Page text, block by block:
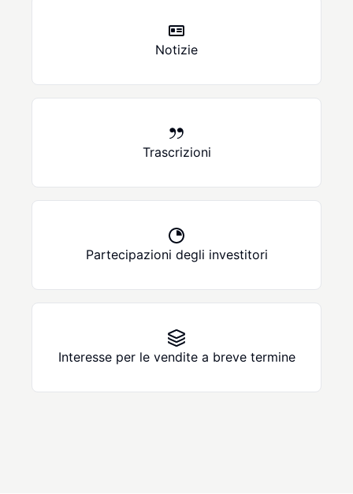
Notizie
Trascrizioni
Partecipazioni degli investitori
Interesse per le vendite a breve termine